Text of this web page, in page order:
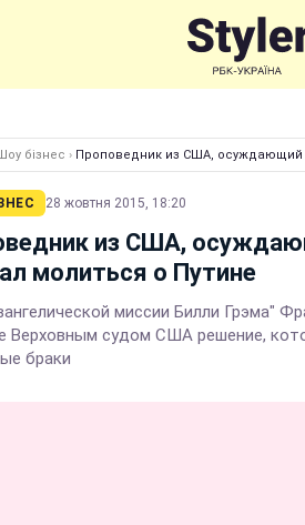
бізнес › Проповедник из США, осуждающий
28 жовтня 2015, 18:20
из США,
молиться о Путине
миссии Билли Грэма"
Верховным судом США решение,
браки